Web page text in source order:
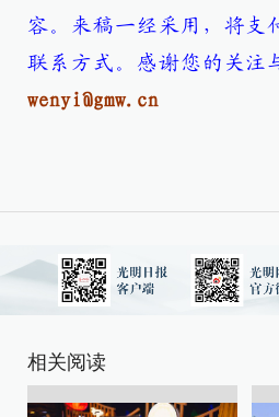
容。来稿一经采用，将支
联系方式。感谢您的关注
wenyi@gmw.cn
相关阅读